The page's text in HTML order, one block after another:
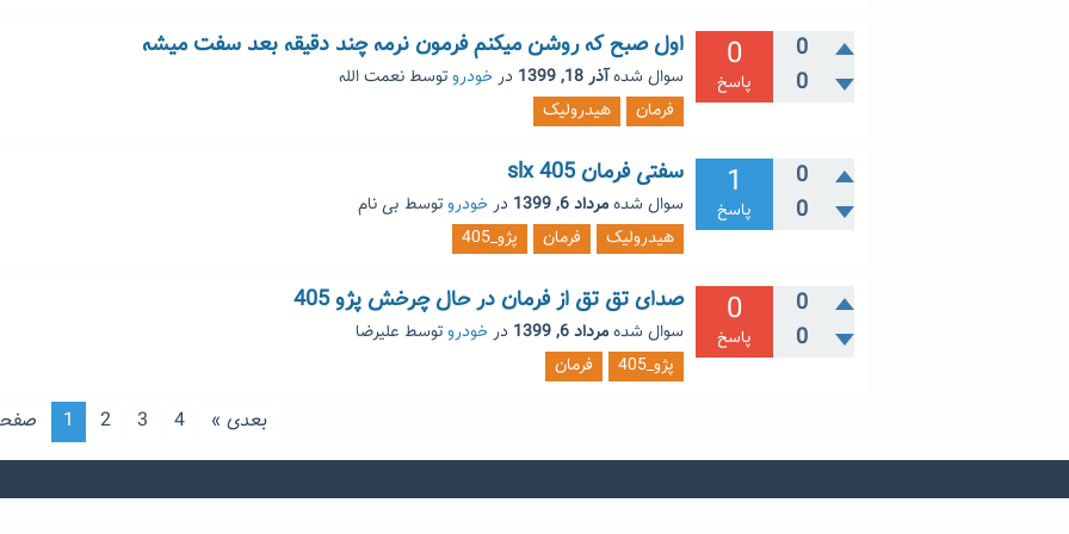
0
0
0
پاسخ
اول صبح که روشن میکنم فرمون نرمه چند دقیقه بعد سفت میشه
سوال شدهآذر 18, 1399 درخودروتوسط نعمت الله
فرمان
هیدرولیک
0
0
1
پاسخ
سفتی فرمان 405 slx
سوال شدهمرداد 6, 1399 درخودروتوسط بی نام
هیدرولیک
فرمان پژو_405
0
0
0
پاسخ
صدای تق تق از فرمان در حال چرخش پژو 405
سوال شدهمرداد 6, 1399 درخودروتوسط علیرضا
پژو_405
فرمان
1 2 3 4 بعدی »